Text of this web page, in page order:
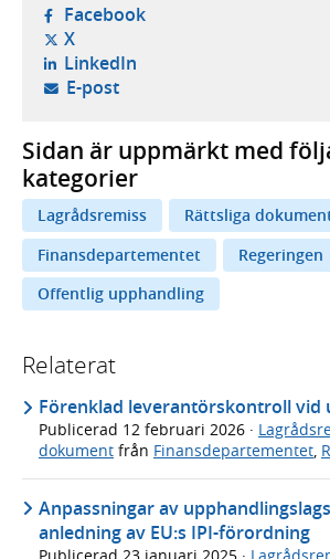
Facebook- öppnas i ny flik,
X- öppnas i ny flik, extern
LinkedIn- öppnas i ny flik,
E-post- öppnar din e-postklient,
Sidan är uppmärkt med
kategorier
Lagrådsremiss
Rättsliga
Finansdepartementet
Regeringen
Offentlig upphandling
Relaterat
Förenklad leverantörskontroll vid
Publicerad 12 februari 2026 ·
dokument från Finansdepartementet,
Anpassningar av
anledning av EU:s IPI-förordning